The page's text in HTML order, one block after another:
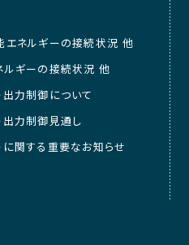
エネルギーの接続状況 他
ギーの接続状況 他
力制御について
力制御見通し
関する重要なお知らせ